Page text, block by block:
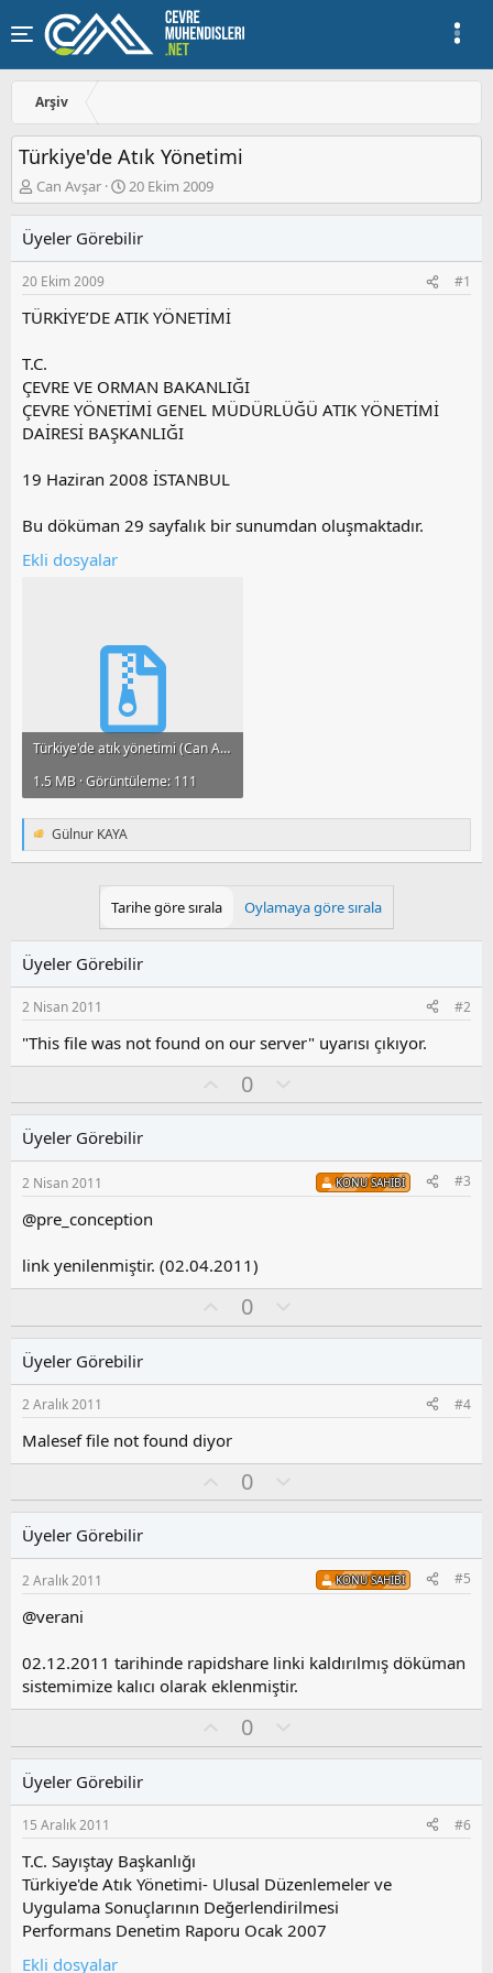
Arşiv
Türkiye'de Atık Yönetimi
K
o
u
y
u
b
a
l
a
t
a
n
Can Avşar
B
a
l
a
ı
a
r
i
h
20 Ekim 2009
Üyeler Görebilir
20 Ekim 2009 #1
TÜRKİYE’DE ATIK YÖNETİMİ
T.C.
ÇEVRE VE ORMAN BAKANLIĞI
ÇEVRE YÖNETİMİ GENEL MÜDÜRLÜĞÜ ATIK YÖNETİMİ
DAİRESİ BAŞKANLIĞI
19 Haziran 2008 İSTANBUL
Bu döküman 29 sayfalık bir sunumdan oluşmaktadır.
Ekli dosyalar
Türkiye'de atık yönetimi (Can AVŞAR).rar
1.5 MB · Görüntüleme: 111
T
e
e
r
Gülnur KAYA
Tarihe göre sırala Oylamaya göre sırala
Üyeler Görebilir
2 Nisan 2011 #2
"This file was not found on our server" uyarısı çıkıyor.
y
0
l
s
u
l
Üyeler Görebilir
2 Nisan 2011 KONU SAHIBI #3
@pre_conception
link yenilenmiştir. (02.04.2011)
y
0
l
s
u
o
l
Üyeler Görebilir
2 Aralık 2011 #4
Malesef file not found diyor
y
0
l
s
u
y
l
a
Üyeler Görebilir
2 Aralık 2011 KONU SAHIBI #5
@verani
02.12.2011 tarihinde rapidshare linki kaldırılmış döküman
sistemimize kalıcı olarak eklenmiştir.
y
0
l
s
u
o
y
l
a
Üyeler Görebilir
15 Aralık 2011 #6
T.C. Sayıştay Başkanlığı
Türkiye'de Atık Yönetimi- Ulusal Düzenlemeler ve
Uygulama Sonuçlarının Değerlendirilmesi
Performans Denetim Raporu Ocak 2007
Ekli dosyalar